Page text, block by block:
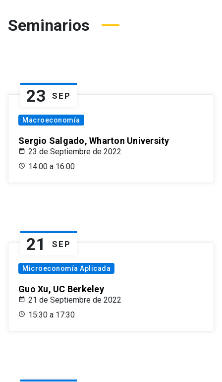
Seminarios
23 SEP
Macroeconomía
Sergio Salgado, Wharton University
23 de Septiembre de 2022
14:00 a 16:00
21 SEP
Microeconomía Aplicada
Guo Xu, UC Berkeley
21 de Septiembre de 2022
15:30 a 17:30